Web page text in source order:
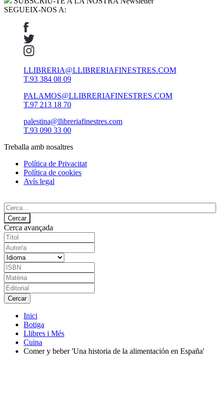
SEGUEIX-NOS A:
LLIBRERIA@LLIBRERIAFINESTRES.COM
T.93 384 08 09
PALAMOS@LLIBRERIAFINESTRES.COM
T.97 213 18 70
palestina@llibreriafinestres.com
T.93 090 33 00
Treballa amb nosaltres
Política de Privacitat
Política de cookies
Avís legal
Cerca avançada
Inici
Botiga
Llibres i Més
Cuina
Comer y beber 'Una historia de la alimentación en España'